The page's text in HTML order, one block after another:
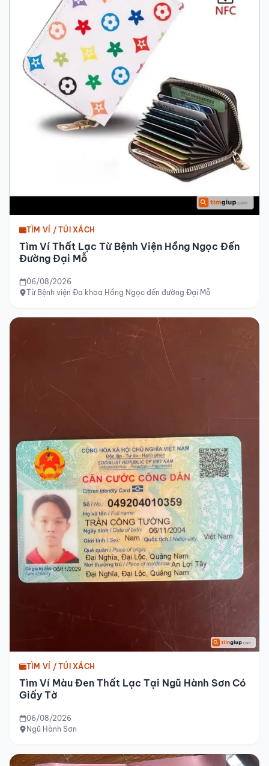
TÌM VÍ / TÚI XÁCH
Tìm Ví Thất Lạc Từ Bệnh Viện Hồng Ngọc Đến
Đường Đại Mỗ
06/08/2026
Từ Bệnh viện Đa khoa Hồng Ngọc đến đường Đại Mỗ
TÌM VÍ / TÚI XÁCH
Tìm Ví Màu Đen Thất Lạc Tại Ngũ Hành Sơn Có
Giấy Tờ
06/08/2026
Ngũ Hành Sơn